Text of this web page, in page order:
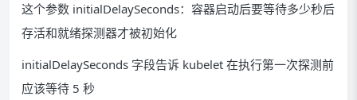
这个参数 initialDelaySeconds：容器启动后要等待多少秒后
存活和就绪探测器才被初始化
initialDelaySeconds 字段告诉 kubelet 在执行第一次探测前
应该等待 5 秒